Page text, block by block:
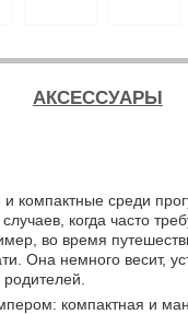
АКСЕССУАРЫ
компактные среди
когда часто
во время
Она немного весит,
компактная и